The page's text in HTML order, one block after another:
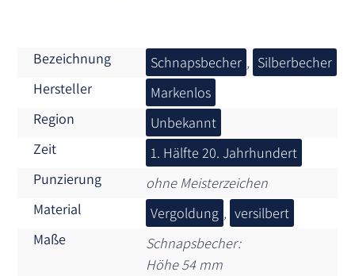
Bezeichnung Schnapsbecher , Silberbecher
Hersteller
Markenlos
Region
Unbekannt
Zeit
1. Hälfte 20. Jahrhundert
Punzierung
ohne Meisterzeichen
Material
Vergoldung , versilbert
Maße
Schnapsbecher:
Höhe 54 mm